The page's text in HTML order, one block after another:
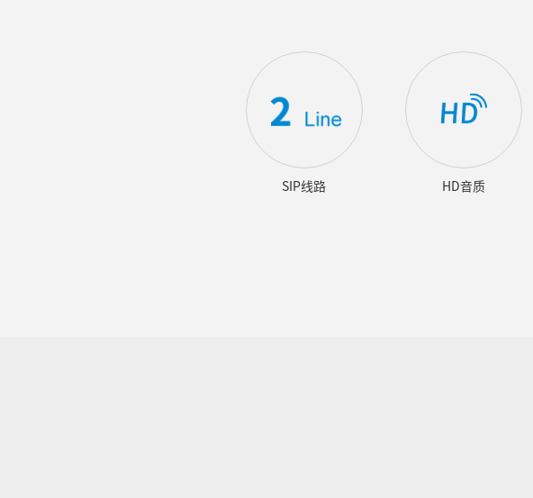
SIP线路 HD音质